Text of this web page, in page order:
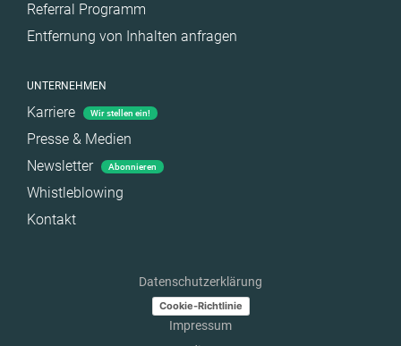
Referral Programm
Entfernung von Inhalten anfragen
UNTERNEHMEN
Karriere Wir stellen ein!
Presse & Medien
Newsletter
Abonnieren
Whistleblowing
Kontakt
Datenschutzerklärung
Cookie-Richtlinie
Impressum